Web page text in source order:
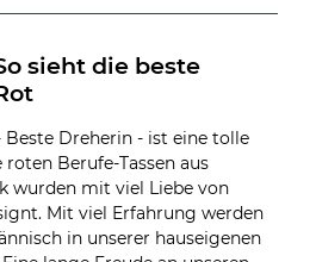
sieht die beste
Beste Dreherin - ist eine tolle
roten Berufe-Tassen aus
wurden mit viel Liebe von
Mit viel Erfahrung werden
in unserer hauseigenen